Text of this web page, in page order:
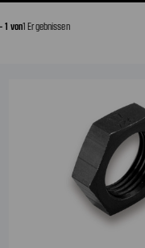
1 von1 Ergebnissen